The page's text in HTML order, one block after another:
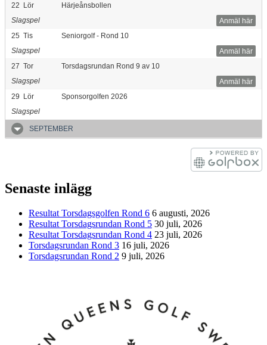
22 Lör
Härjeånsbollen
Anmäl här
Slagspel
25 Tis
Seniorgolf - Rond 10
Anmäl här
Slagspel
27 Tor
Torsdagsrundan Rond 9 av 10
Anmäl här
Slagspel
29 Lör
Sponsorgolfen 2026
Slagspel
SEPTEMBER
Senaste inlägg
Resultat Torsdagsgolfen Rond 6 6 augusti, 2026
Resultat Torsdagsrundan Rond 5 30 juli, 2026
Resultat Torsdagsrundan Rond 4 23 juli, 2026
Torsdagsrundan Rond 3 16 juli, 2026
Torsdagsrundan Rond 2 9 juli, 2026